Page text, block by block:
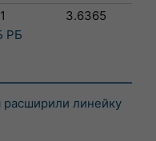
3.6365
РБ
расширили линейку